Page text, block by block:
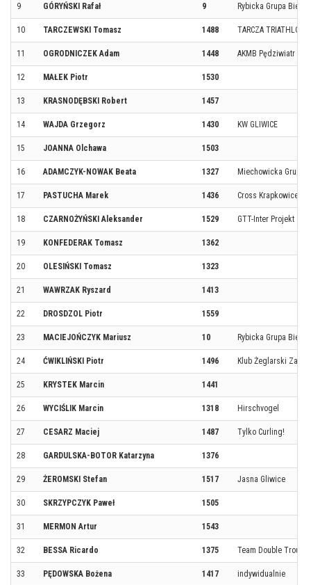
9 GÓRYŃSKI Rafał 9 Rybicka Grupa
10 TARCZEWSKI Tomasz 1488 TARCZA TRIATHLON
11 OGRODNICZEK Adam 1448 AKMB Pędziwiatr
12 MAŁEK Piotr 1530
13 KRASNODĘBSKI Robert 1457
14 WAJDA Grzegorz 1430 KW GLIWICE
15 JOANNA Olchawa 1503
16 ADAMCZYK-NOWAK Beata 1327 Miechowicka Grupa
17 PASTUCHA Marek 1436 Cross Krapkowice
18 CZARNOŻYŃSKI Aleksander 1529 GTT-Inter Projekt
19 KONFEDERAK Tomasz 1362
20 OLESIŃSKI Tomasz 1323
21 WAWRZAK Ryszard 1413
22 DROSDZOL Piotr 1559
23 MACIEJOŃCZYK Mariusz 10 Rybicka Grupa
24 ĆWIKLIŃSKI Piotr 1496 Klub Żeglarski
25 KRYSTEK Marcin 1441
26 WYCIŚLIK Marcin 1318 Hirschvogel
27 CESARZ Maciej 1487 Tylko Curling!
28 GARDULSKA-BOTOR Katarzyna 1376
29 ŻEROMSKI Stefan 1517 Jasna Gliwice
30 SKRZYPCZYK Paweł 1505
31 MERMON Artur 1543
32 BESSA Ricardo 1375 Team Double Trouble
33 PĘDOWSKA Bożena 1417 indywidualnie